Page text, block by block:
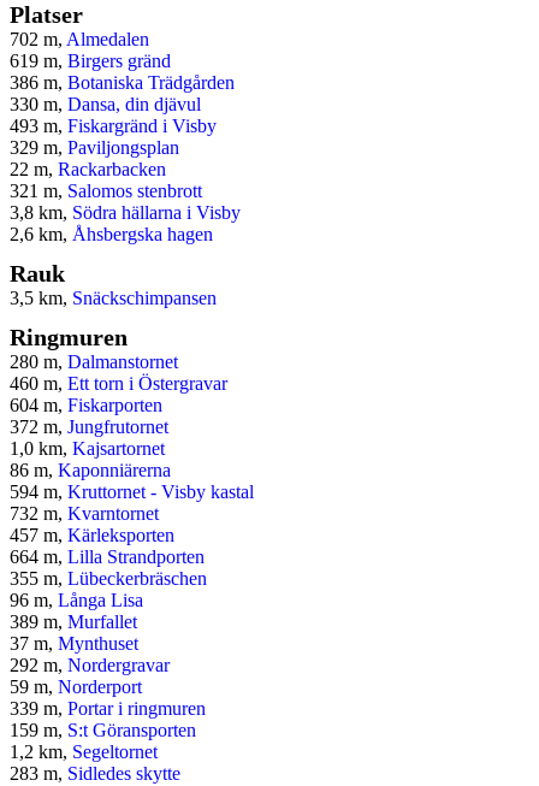
Platser
702 m, Almedalen
619 m, Birgers gränd
386 m, Botaniska Trädgården
330 m, Dansa, din djävul
493 m, Fiskargränd i Visby
329 m, Paviljongsplan
22 m, Rackarbacken
321 m, Salomos stenbrott
3,8 km, Södra hällarna i Visby
2,6 km, Åhsbergska hagen
Rauk
3,5 km, Snäckschimpansen
Ringmuren
280 m, Dalmanstornet
460 m, Ett torn i Östergravar
604 m, Fiskarporten
372 m, Jungfrutornet
1,0 km, Kajsartornet
86 m, Kaponniärerna
594 m, Kruttornet - Visby kastal
732 m, Kvarntornet
457 m, Kärleksporten
664 m, Lilla Strandporten
355 m, Lübeckerbräschen
96 m, Långa Lisa
389 m, Murfallet
37 m, Mynthuset
292 m, Nordergravar
59 m, Norderport
339 m, Portar i ringmuren
159 m, S:t Göransporten
1,2 km, Segeltornet
283 m, Sidledes skytte